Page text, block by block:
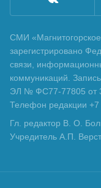
СМИ
зарегистрировано
связи,
коммуникаций.
ЭЛ № ФС77-77805 от
Телефон редакции
Гл. редактор В. О.
Учредитель А.П.